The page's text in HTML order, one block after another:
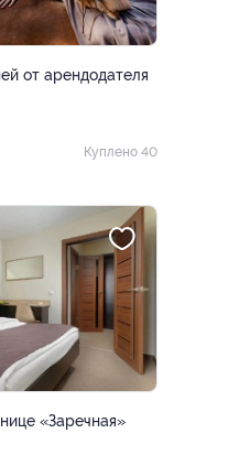
от арендодателя
Куплено 40
«Заречная»